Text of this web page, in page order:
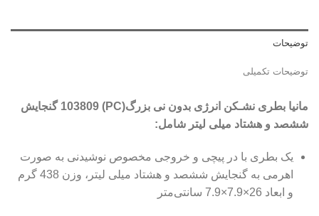
توضیحات
توضیحات تکمیلی
مانیا بطری نشـکن انرژی بدون نی بزرگ(PC) 103809 گنجایش
ششصد و هشتاد میلی لیتر شامل:
یک بطری با در پیچی و خروجی مخصوص نوشیدنی به صورت
اهرمی به گنجایش ششصد و هشتاد میلی لیتر، وزن 438 گرم
و ابعاد 26×7.9×7.9 سانتی‌متر